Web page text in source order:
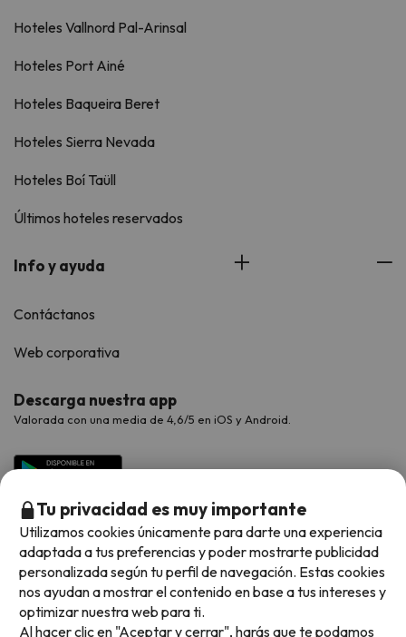
Hoteles Vallnord Pal-Arinsal
Hoteles Port Ainé
Hoteles Baqueira Beret
Hoteles Sierra Nevada
Hoteles Boí Taüll
Últimos hoteles reservados
Info y ayuda
Contáctanos
Web corporativa
Descarga nuestra app
Valorada con una media de 4,6/5 en iOS y Android.
Métodos de pago disponibles
Tu privacidad es muy importante
Utilizamos cookies únicamente para darte una experiencia
adaptada a tus preferencias y poder mostrarte publicidad
personalizada según tu perfil de navegación. Estas cookies
nos ayudan a mostrar el contenido en base a tus intereses y
optimizar nuestra web para ti.
Al hacer clic en "Aceptar y cerrar", harás que te podamos